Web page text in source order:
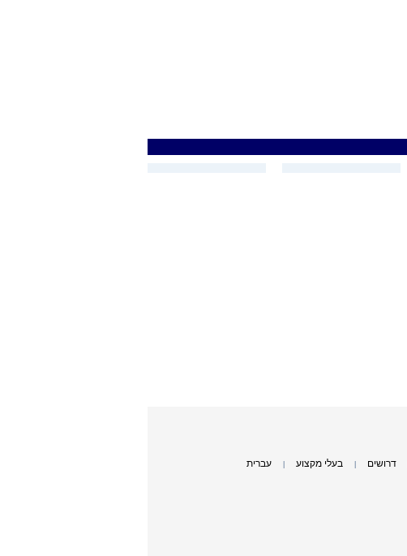
דרושים בעלי מקצוע עברית